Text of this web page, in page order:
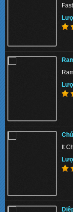
Phi
Tứ
The
It